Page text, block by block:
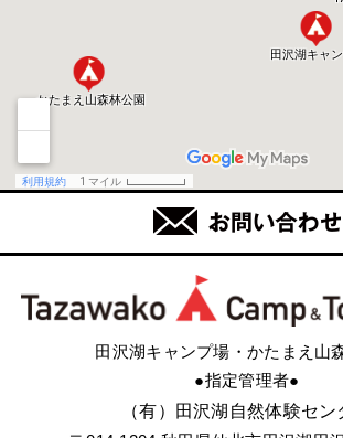
田沢湖キャンプ場・かたまえ山
●指定管理者●
（有）田沢湖自然体験セン